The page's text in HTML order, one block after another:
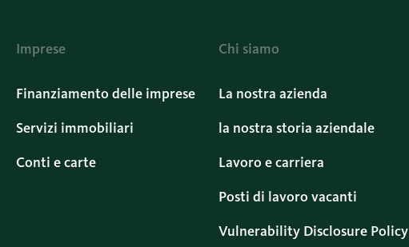
Imprese
Finanziamento delle imprese
Servizi immobiliari
Conti e carte
Chi siamo
La nostra azienda
la nostra storia aziendale
Lavoro e carriera
Posti di lavoro vacanti
Vulnerability Disclosure Policy